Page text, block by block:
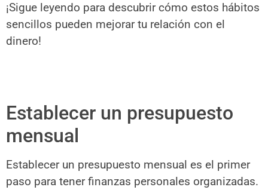
¡Sigue leyendo para descubrir cómo estos hábitos
sencillos pueden mejorar tu relación con el
dinero!
Establecer un presupuesto
mensual
Establecer un presupuesto mensual es el primer
paso para tener finanzas personales organizadas.